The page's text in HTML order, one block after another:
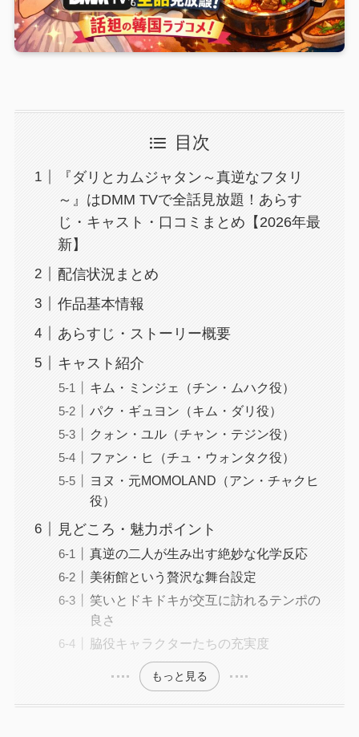
目次
『ダリとカムジャタン～真逆なフタリ
～』はDMM TVで全話見放題！あらす
じ・キャスト・口コミまとめ【2026年最
新】
配信状況まとめ
作品基本情報
あらすじ・ストーリー概要
キャスト紹介
キム・ミンジェ（チン・ムハク役）
パク・ギュヨン（キム・ダリ役）
クォン・ユル（チャン・テジン役）
ファン・ヒ（チュ・ウォンタク役）
ヨヌ・元MOMOLAND（アン・チャクヒ
役）
見どころ・魅力ポイント
真逆の二人が生み出す絶妙な化学反応
美術館という贅沢な舞台設定
笑いとドキドキが交互に訪れるテンポの
良さ
脇役キャラクターたちの充実度
もっと見る